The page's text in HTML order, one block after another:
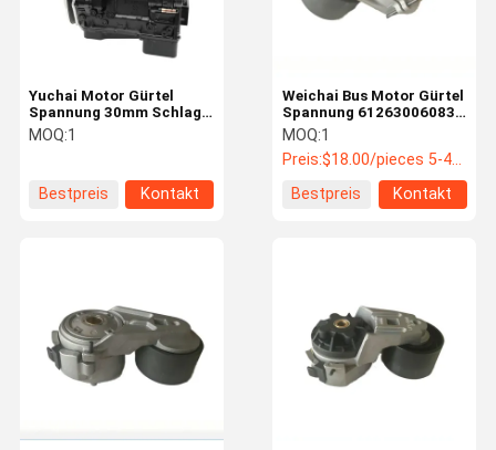
Weichai Bus Motor Gürtel
Spannung 612630060837
High-Temp Auto
Spannung Anti-
Ermüdung Bus Ersatzteile
MOQ:1
Preis:$18.00/pieces 5-49 pieces
Bestpreis
Kontakt
Yuchai Motor Gürtel
Spannung 30mm Schlag
CH-CI-CK Brennstoff
18Hz Dämpfung 0,18-
MOQ:1
Bestpreis Kontakt